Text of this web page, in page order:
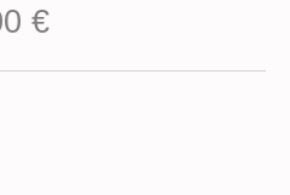
€Plage
de